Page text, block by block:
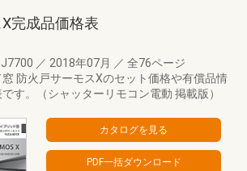
完成品価格表
／ 2018年07月 ／ 全76ページ
防火戸サーモスXのセット価格や有償品情
す。（シャッターリモコン電動 掲載版）